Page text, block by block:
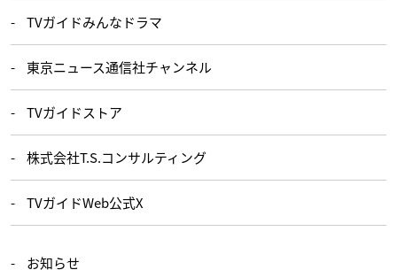
TVガイドみんなドラマ
東京ニュース通信社チャンネル
TVガイドストア
株式会社T.S.コンサルティング
TVガイドWeb公式X
お知らせ